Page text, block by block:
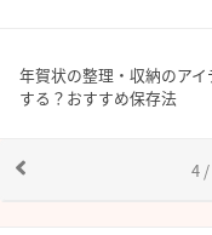
年賀状の整理・収納のア
する？おすすめ保存法
4